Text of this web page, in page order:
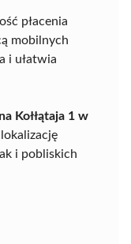
płacenia
mobilnych
i ułatwia
Kołłątaja 1 w
i pobliskich